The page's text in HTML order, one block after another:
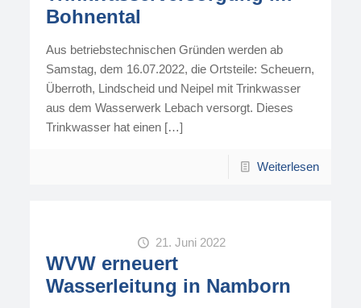
Bohnental
Aus betriebstechnischen Gründen werden ab
Samstag, dem 16.07.2022, die Ortsteile: Scheuern,
Überroth, Lindscheid und Neipel mit Trinkwasser
aus dem Wasserwerk Lebach versorgt. Dieses
Trinkwasser hat einen […]
Weiterlesen
21. Juni 2022
WVW erneuert
Wasserleitung in Namborn